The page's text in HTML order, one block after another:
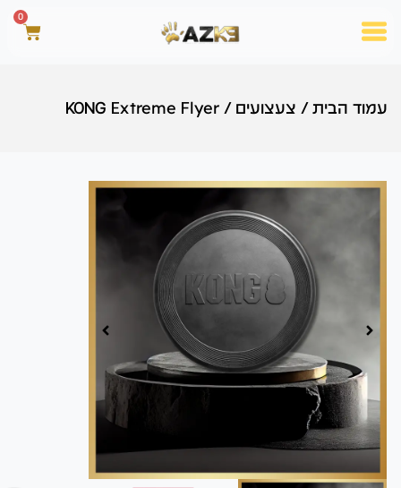
0
עמוד הבית / צעצועים /
KONG Extreme Flyer